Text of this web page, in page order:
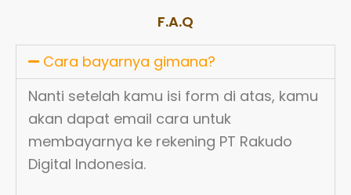
F.A.Q
Cara bayarnya gimana?
Nanti setelah kamu isi form di atas, kamu
akan dapat email cara untuk
membayarnya ke rekening PT Rakudo
Digital Indonesia.